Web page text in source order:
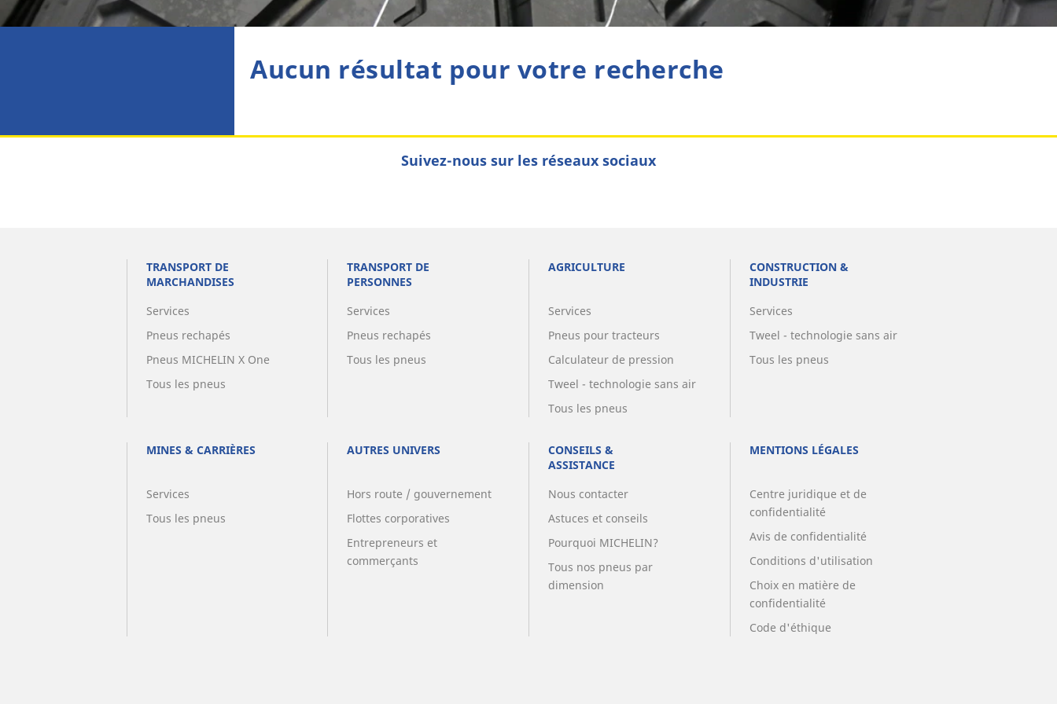
Aviation
Aucun résultat pour votre recherche
Suivez-nous sur les réseaux sociaux
TRANSPORT DE
MARCHANDISES
Services
Pneus rechapés
Pneus MICHELIN X One
Tous les pneus
TRANSPORT DE
PERSONNES
Services
Pneus rechapés
Tous les pneus
AGRICULTURE
Services
Pneus pour tracteurs
Calculateur de pression
Tweel - technologie sans air
Tous les pneus
CONSTRUCTION &
INDUSTRIE
Services
Tweel - technologie sans air
Tous les pneus
MINES & CARRIÈRES
Services
Tous les pneus
AUTRES UNIVERS
Hors route / gouvernement
Flottes corporatives
Entrepreneurs et
commerçants
CONSEILS &
ASSISTANCE
Nous contacter
Astuces et conseils
Pourquoi MICHELIN?
Tous nos pneus par
dimension
MENTIONS LÉGALES
Centre juridique et de
confidentialité
Avis de confidentialité
Conditions d'utilisation
Choix en matière de
confidentialité
Code d'éthique